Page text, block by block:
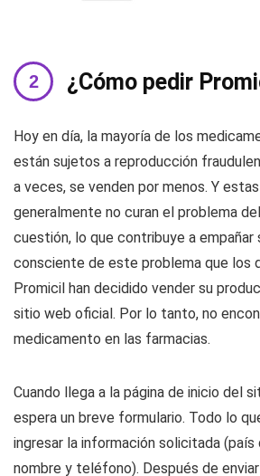
¿Cómo pedir
Hoy en día, la mayoría de los
están sujetos a reproducción
a veces, se venden por menos. Y
generalmente no curan el problema
cuestión, lo que contribuye a empañar
consciente de este problema que los
Promicil han decidido vender su
sitio web oficial. Por lo tanto, no
medicamento en las farmacias.
Cuando llega a la página de inicio del
espera un breve formulario. Todo lo
ingresar la información solicitada (país
nombre y teléfono). Después de